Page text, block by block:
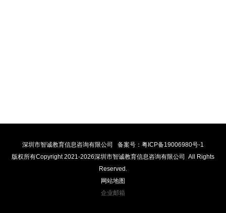
深圳市智诚教育信息咨询有限公司 备案号： 粤ICP备19006980号-1
版权所有Copyright 2021-2026深圳市智诚教育信息咨询有限公司 All Rights
Reserved.
网站地图
企业邮箱